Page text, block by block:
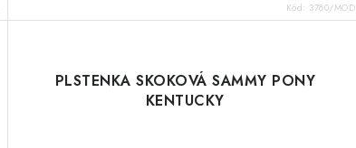
Kód: 3780/MOD
PLSTENKA SKOKOVÁ SAMMY PONY
KENTUCKY